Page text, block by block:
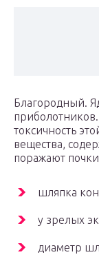
Благородный.
токсичность
вещества,
поражают
шляпка
у зрелых
диаметр